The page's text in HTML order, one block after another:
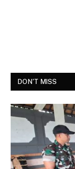
DON'T MISS